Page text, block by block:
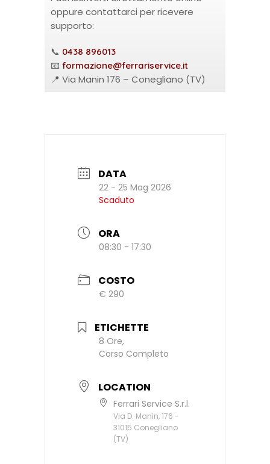
oppure contattarci per ricevere
supporto:
📞 0438 896013
📧 formazione@ferrariservice.it
📍 Via Manin 176 – Conegliano (TV)
DATA
22 - 25 Mag 2026
Scaduto
ORA
08:30 - 17:30
COSTO
€ 290
ETICHETTE
8 Ore,
Corso Completo
LOCATION
Ferrari Service S.r.l.
Via D. Manin, 176 -
31015 Conegliano
(TV)